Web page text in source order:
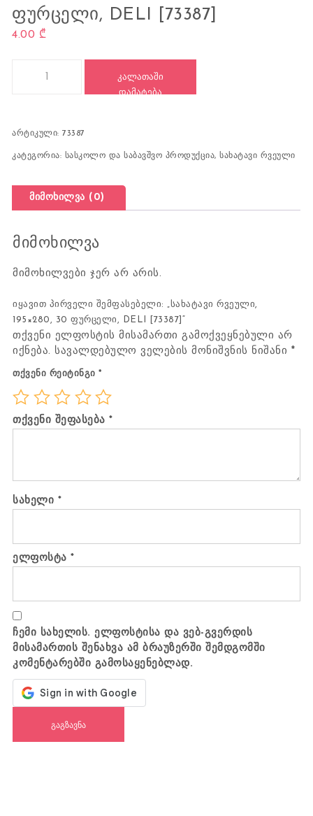
ᲤᲣᲠᲪᲔᲚᲘ, DELI [73387]
4.00 ₾
ᲙᲐᲚᲐᲗᲐᲨᲘ
ᲓᲐᲛᲐᲢᲔᲑᲐ
არტიკული:73387
კატეგორია: სასკოლო და საბავშვო პროდუქცია,სახატავი რვეული
მიმოხილვა (0)
მიმოხილვა
მიმოხილვები ჯერ არ არის.
იყავით პირველი შემფასებელი: „სახატავი რვეული,
195×280, 30 ფურცელი, DELI [73387]“
თქვენი ელფოსტის მისამართი გამოქვეყნებული არ
იქნება. სავალდებულო ველების მონიშვნის ნიშანი *
თქვენი რეიტინგი*
თქვენი შეფასება*
სახელი *
ელფოსტა*
ჩემი სახელის. ელფოსტისა და ვებ-გვერდის
მისამართის შენახვა ამ ბრაუზერში შემდგომში
კომენტარებში გამოსაყენებლად.